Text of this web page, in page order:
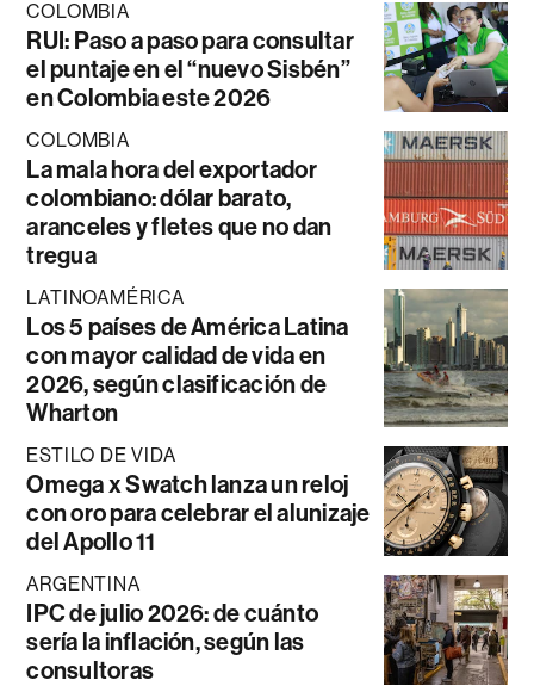
COLOMBIA
RUI: Paso a paso para consultar
el puntaje en el “nuevo Sisbén”
en Colombia este 2026
COLOMBIA
La mala hora del exportador
colombiano: dólar barato,
aranceles y fletes que no dan
tregua
LATINOAMÉRICA
Los 5 países de América Latina
con mayor calidad de vida en
2026, según clasificación de
Wharton
ESTILO DE VIDA
Omega x Swatch lanza un reloj
con oro para celebrar el alunizaje
del Apollo 11
ARGENTINA
IPC de julio 2026: de cuánto
sería la inflación, según las
consultoras